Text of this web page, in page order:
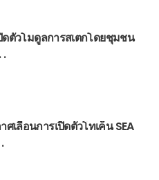
ดตัวโมดูลการสเตกโดยชุมชน
.
เลื่อนการเปิดตัวโทเค็น SEA